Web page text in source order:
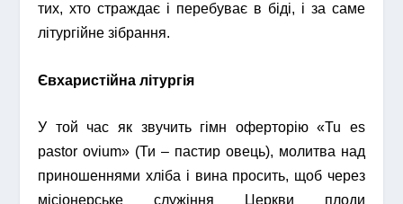
тих, хто страждає і перебуває в біді, і за саме
літургійне зібрання.
Євхаристійна літургія
У той час як звучить гімн оферторію «Tu es
pastor ovium» (Ти – пастир овець), молитва над
приношеннями хліба і вина просить, щоб через
місіонерське служіння Церкви плоди